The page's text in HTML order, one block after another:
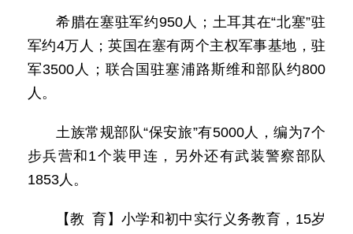
希腊在塞驻军约950人；土耳其在“北塞”驻
军约4万人；英国在塞有两个主权军事基地，驻
军3500人；联合国驻塞浦路斯维和部队约800
人。
土族常规部队“保安旅”有5000人，编为7个
步兵营和1个装甲连，另外还有武装警察部队
1853人。
【教 育】小学和初中实行义务教育，15岁